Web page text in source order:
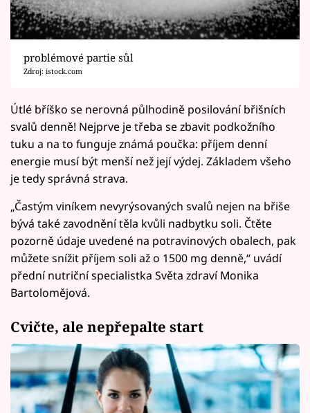
problémové partie sůl
Zdroj: istock.com
Útlé bříško se nerovná půlhodině posilování břišních
svalů denně! Nejprve je třeba se zbavit podkožního
tuku a na to funguje známá poučka: příjem denní
energie musí být menší než její výdej. Základem všeho
je tedy správná strava.
„Častým viníkem nevyrýsovaných svalů nejen na břiše
bývá také zavodnění těla kvůli nadbytku soli. Čtěte
pozorně údaje uvedené na potravinových obalech, pak
můžete snížit příjem soli až o 1500 mg denně,“ uvádí
přední nutriční specialistka Světa zdraví Monika
Bartolomějová.
Cvičte, ale nepřepalte start